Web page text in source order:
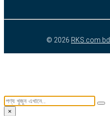
© 2026 RKS.com.bd
×